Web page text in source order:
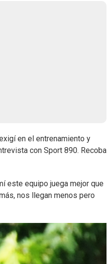
en el entrenamiento y
con Sport 890. Recoba
este equipo juega mejor que
nos llegan menos pero